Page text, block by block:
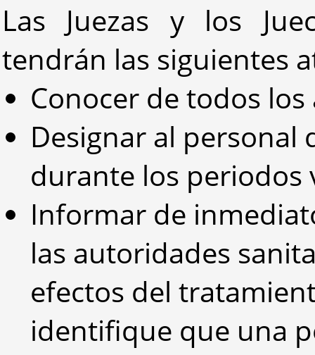
Las Juezas y los
tendrán las siguientes
Conocer de todos
Designar al personal
durante los periodos
Informar de
las autoridades
efectos del
identifique que una